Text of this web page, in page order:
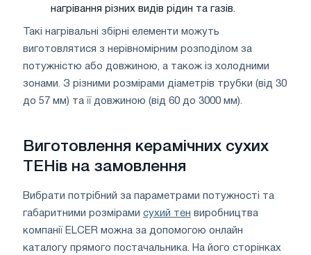
нагрівання різних видів рідин та газів.
Такі нагрівальні збірні елементи можуть
виготовлятися з нерівномірним розподілом за
потужністю або довжиною, а також із холодними
зонами. З різними розмірами діаметрів трубки (від 30
до 57 мм) та її довжиною (від 60 до 3000 мм).
Виготовлення керамічних сухих
ТЕНів на замовлення
Вибрати потрібний за параметрами потужності та
габаритними розмірами сухий тен виробництва
компанії ELCER можна за допомогою онлайн
каталогу прямого постачальника. На його сторінках